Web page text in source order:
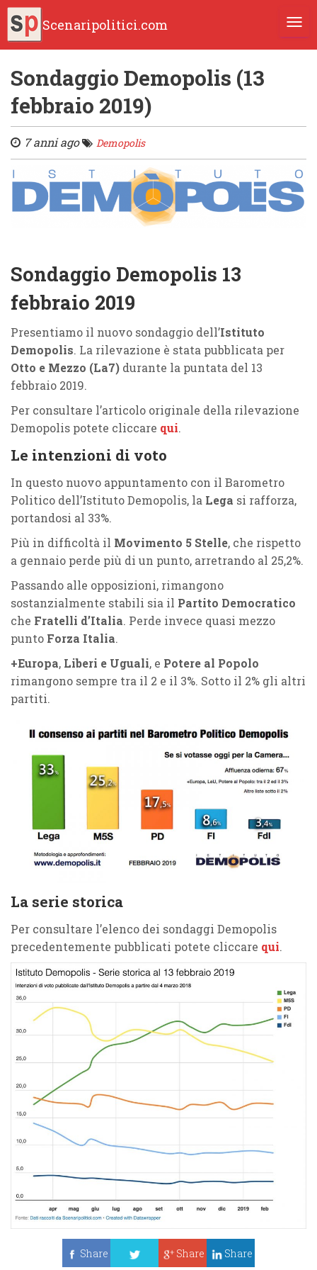
Scenaripolitici.com
Sondaggio Demopolis (13
febbraio 2019)
7 anni ago Demopolis
Sondaggio Demopolis 13
febbraio 2019
Presentiamo il nuovo sondaggio dell’Istituto
Demopolis. La rilevazione è stata pubblicata per
Otto e Mezzo (La7) durante la puntata del 13
febbraio 2019.
Per consultare l’articolo originale della rilevazione
Demopolis potete cliccare qui.
Le intenzioni di voto
In questo nuovo appuntamento con il Barometro
Politico dell’Istituto Demopolis, la Lega si rafforza,
portandosi al 33%.
Più in difficoltà il Movimento 5 Stelle, che rispetto
a gennaio perde più di un punto, arretrando al 25,2%.
Passando alle opposizioni, rimangono
sostanzialmente stabili sia il Partito Democratico
che Fratelli d’Italia. Perde invece quasi mezzo
punto Forza Italia.
+Europa, Liberi e Uguali, e Potere al Popolo
rimangono sempre tra il 2 e il 3%. Sotto il 2% gli altri
partiti.
La serie storica
Per consultare l’elenco dei sondaggi Demopolis
precedentemente pubblicati potete cliccare qui.
Share Share Share